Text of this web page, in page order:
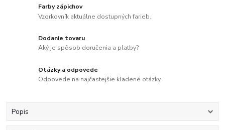
Farby zápichov
Vzorkovník aktuálne dostupných farieb.
Dodanie tovaru
Aký je spôsob doručenia a platby?
Otázky a odpovede
Odpovede na najčastejšie kladené otázky.
Popis